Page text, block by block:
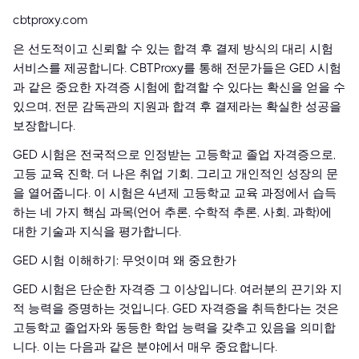
cbtproxy.com
은 선도적이고 신뢰할 수 있는 합격 후 결제 방식의 대리 시험
서비스를 제공합니다. CBTProxy를 통해 전문가들은 GED 시험
과 같은 중요한 자격증 시험에 합격할 수 있다는 확신을 얻을 수
있으며, 전문 감독관의 지원과 합격 후 결제라는 확실한 성공을
보장합니다.
GED 시험은 전국적으로 인정받는 고등학교 졸업 자격증으로,
고등 교육 진학, 더 나은 취업 기회, 그리고 개인적인 성장의 문
을 열어줍니다. 이 시험은 4년제 고등학교 교육 과정에서 습득
하는 네 가지 핵심 과목(언어 추론, 수학적 추론, 사회, 과학)에
대한 기술과 지식을 평가합니다.
GED 시험 이해하기: 무엇이며 왜 중요한가
GED 시험은 단순한 자격증 그 이상입니다. 여러분의 끈기와 지
적 능력을 증명하는 것입니다. GED 자격증을 취득한다는 것은
고등학교 졸업자와 동등한 학업 능력을 갖추고 있음을 의미합
니다. 이는 다음과 같은 분야에서 매우 중요합니다.